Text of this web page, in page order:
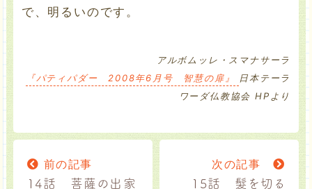
で、明るいのです。
アルボムッレ・スマナサーラ
『パティパダー 2008年6月号 智慧の扉』
日本テーラ
ワーダ仏教協会 HPより
前の記事
14話 菩薩の出家
次の記事
15話 髮を切る